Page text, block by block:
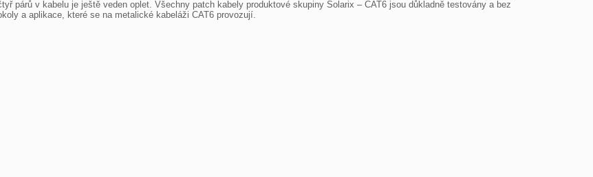
párů v kabelu je ještě veden oplet. Všechny patch kabely produktové skupiny Solarix – CAT6 jsou důkladně testovány a bez
a aplikace, které se na metalické kabeláži CAT6 provozují.